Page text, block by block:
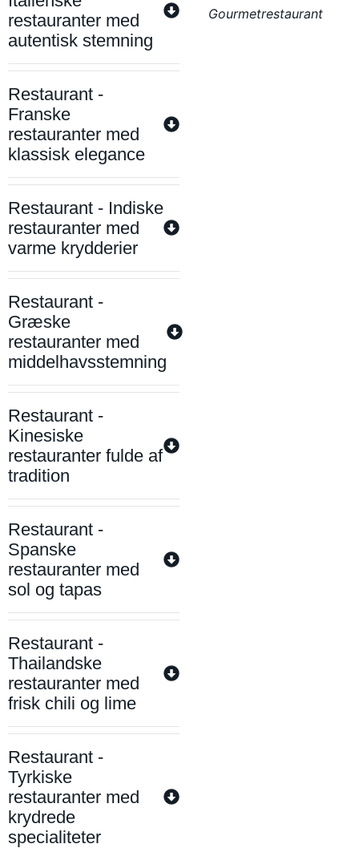
restauranter med
autentisk stemning
Restaurant -
Franske
restauranter med
klassisk elegance
Restaurant - Indiske
restauranter med
varme krydderier
Restaurant -
Græske
restauranter med
middelhavsstemning
Restaurant -
Kinesiske
restauranter fulde af
tradition
Restaurant -
Spanske
restauranter med
sol og tapas
Restaurant -
Thailandske
restauranter med
frisk chili og lime
Restaurant -
Tyrkiske
restauranter med
krydrede
specialiteter
Gourmetrestaurant